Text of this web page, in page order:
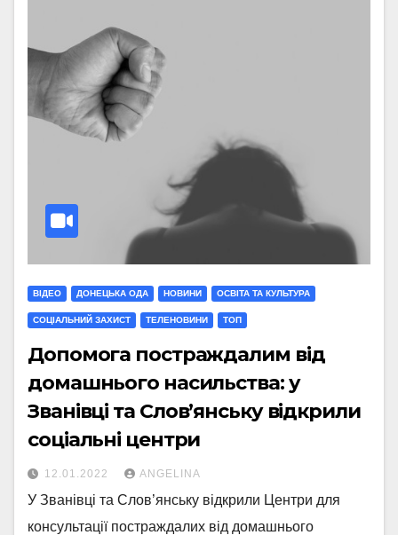
ВІДЕО ДОНЕЦЬКА ОДА НОВИНИ ОСВІТА ТА КУЛЬТУРА
СОЦІАЛЬНИЙ ЗАХИСТ ТЕЛЕНОВИНИ ТОП
Допомога постраждалим від
домашнього насильства: у
Званівці та Слов’янську відкрили
соціальні центри
12.01.2022 ANGELINA
У Званівці та Слов’янську відкрили Центри для
консультації постраждалих від домашнього